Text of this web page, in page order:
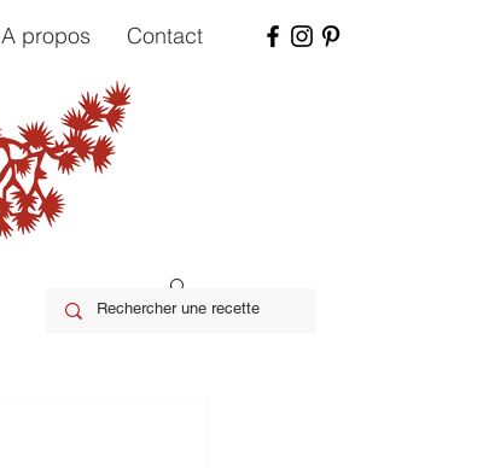
A propos Contact